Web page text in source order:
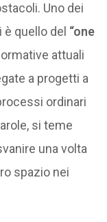
Uno dei
quello del “one
attuali
a progetti a
ordinari
si teme
una volta
spazio nei